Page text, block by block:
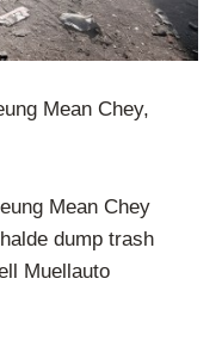
Mean Chey,
Mean Chey
dump trash
Muellauto